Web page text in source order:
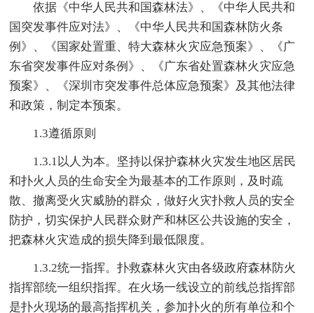
依据《中华人民共和国森林法》、《中华人民共和
国突发事件应对法》、《中华人民共和国森林防火条
例》、《国家处置重、特大森林火灾应急预案》、《广
东省突发事件应对条例》、《广东省处置森林火灾应急
预案》、《深圳市突发事件总体应急预案》及其他法律
和政策，制定本预案。
1.3遵循原则
1.3.1以人为本。坚持以保护森林火灾发生地区居民
和扑火人员的生命安全为最基本的工作原则，及时疏
散、撤离受火灾威胁的群众，做好火灾扑救人员的安全
防护，切实保护人民群众财产和林区公共设施的安全，
把森林火灾造成的损失降到最低限度。
1.3.2统一指挥。扑救森林火灾由各级政府森林防火
指挥部统一组织指挥。在火场一线设立的前线总指挥部
是扑火现场的最高指挥机关，参加扑火的所有单位和个